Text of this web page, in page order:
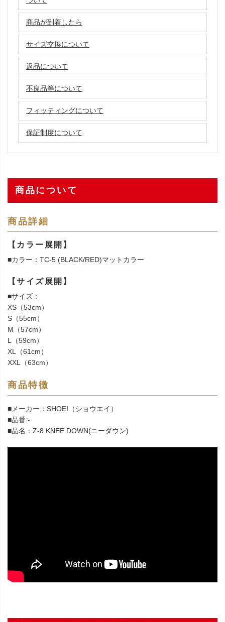
商品が到着したら
サイズ交換について
返品について
不良品等について
フィッティングについて
保証制度について
商品について
商品詳細
【カラー展開】
■カラー：TC-5 (BLACK/RED)マットカラー
【サイズ展開】
■サイズ：
XS（53cm）
S（55cm）
M（57cm）
L（59cm）
XL（61cm）
XXL（63cm）
商品特徴
■メーカー：SHOEI（ショウエイ）
■品番:-
■品名：Z-8 KNEE DOWN(ニーダウン)